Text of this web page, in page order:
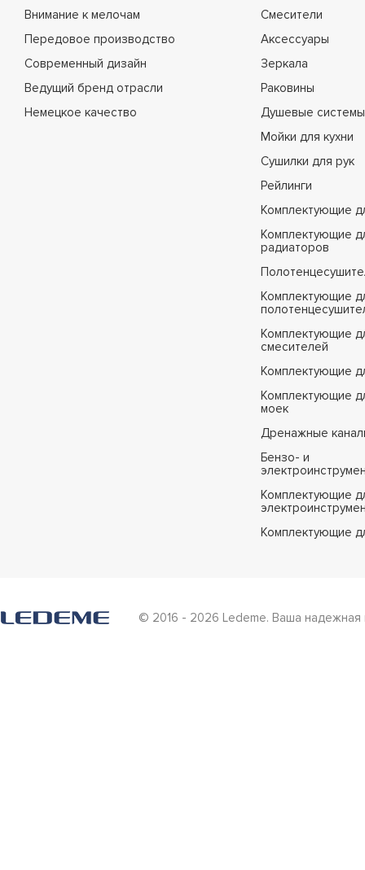
Внимание к мелочам
Передовое производство
Современный дизайн
Ведущий бренд отрасли
Немецкое качество
Смесители
Аксессуары
Зеркала
Раковины
Душевые системы
Мойки для кухни
Сушилки для рук
Рейлинги
Комплектующие
Комплектующие
радиаторов
Комплектующие
Комплектующие
смесителей
Комплектующие
Комплектующие
моек
Дренажные
Бензо- и
Комплектующие
Комплектующие
© 2016 - 2026 Ledeme. Ваша